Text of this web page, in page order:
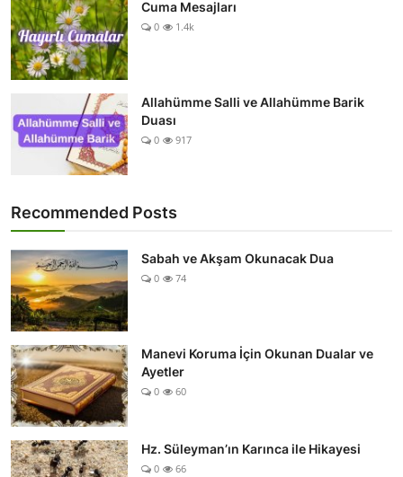
Cuma Mesajları
0 1.4k
Allahümme Salli ve Allahümme Barik
Duası
0 917
Recommended Posts
Sabah ve Akşam Okunacak Dua
0 74
Manevi Koruma İçin Okunan Dualar ve
Ayetler
0 60
Hz. Süleyman’ın Karınca ile Hikayesi
0 66